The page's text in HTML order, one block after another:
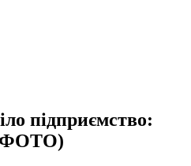
підприємство:
(ФОТО)